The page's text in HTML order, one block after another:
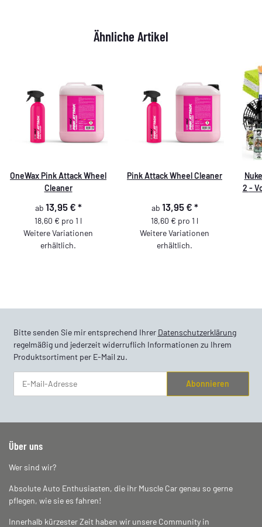
Ähnliche Artikel
OneWax Pink Attack Wheel
Cleaner
ab 13,95 € *
18,60 € pro 1 l
Weitere Variationen
erhältlich.
Pink Attack Wheel Cleaner
ab 13,95 € *
18,60 € pro 1 l
Weitere Variationen
erhältlich.
2 - Vorwäsche - Waschen -
Bitte senden Sie mir entsprechend Ihrer Datenschutzerklärung
regelmäßig und jederzeit widerruflich Informationen zu Ihrem
Produktsortiment per E-Mail zu.
Abonnieren
Über uns
Wer sind wir?
Absolute Auto Enthusiasten, die ihr Muscle Car genau so gerne
pflegen, wie sie es fahren!
Innerhalb kürzester Zeit haben wir unsere Community in